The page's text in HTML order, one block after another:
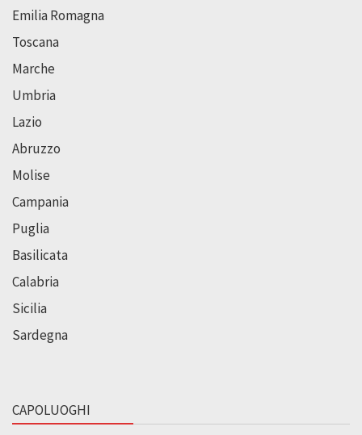
Emilia Romagna
Toscana
Marche
Umbria
Lazio
Abruzzo
Molise
Campania
Puglia
Basilicata
Calabria
Sicilia
Sardegna
CAPOLUOGHI